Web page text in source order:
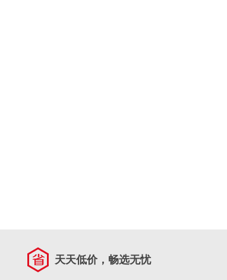
天天低价，畅选无忧